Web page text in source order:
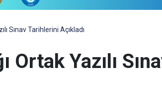
Sınav Tarihlerini Açıkladı
Ortak Yazılı